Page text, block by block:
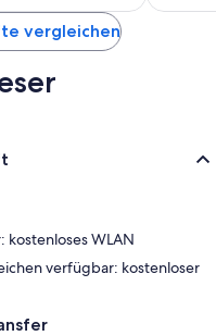
vergleichen
kostenloses WLAN
verfügbar: kostenloser